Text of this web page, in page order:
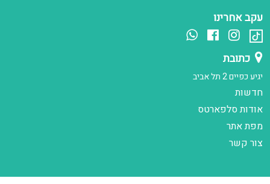
עקב אחרינו
כתובת
יגיע כפיים 2 תל אביב
חדשות
אודות סלפארטס
מפת אתר
צור קשר